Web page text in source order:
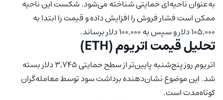
به‌عنوان ناحیه‌ای حمایتی شناخته می‌شود. شکست این ناحیه
ممکن است فشار فروش را افزایش داده و قیمت را ابتدا به
105,000 دلار و سپس به 100,000 دلار برساند.
تحلیل قیمت اتریوم (ETH)
اتریوم روز پنج‌شنبه پایین‌تر از سطح حمایتی 3,745 دلار بسته
شد. این موضوع نشان‌دهنده برداشت سود توسط معامله‌گران
کوتاه‌مدت است.